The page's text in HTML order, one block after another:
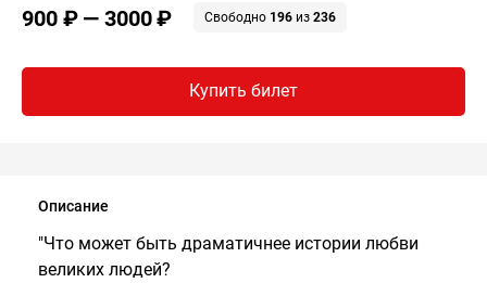
900 ₽ — 3000 ₽ Свободно 196 из236
Купить билет
Описание
"Что может быть драматичнее истории любви
великих людей?